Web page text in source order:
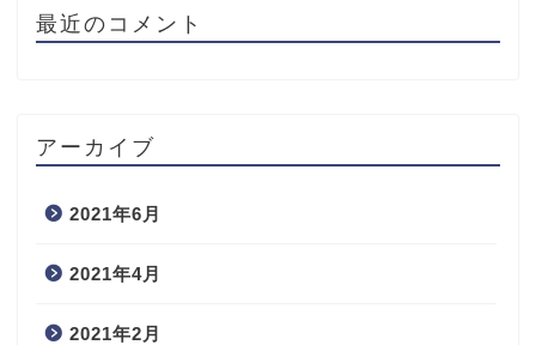
最近のコメント
アーカイブ
2021年6月
2021年4月
2021年2月